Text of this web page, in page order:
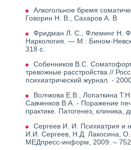
Алкогольное бремя
Говорин Н. В., Сахаров А. В
Фридман Л. С., Флеминг Н.
Наркология. — М.: Бином-
318 с.
Собенников В.С.
тревожные расстройства //
психиатрический журнал. -
Волчкова Е.В., Лопаткина
Савченков В.А. - Поражение
практике. Патогенез, клиника,
Сергеев И. И. Психиатрия и
И.И. Сергеев, Н.Д. Лакосина,
МЕДпресс-информ, 2009. –